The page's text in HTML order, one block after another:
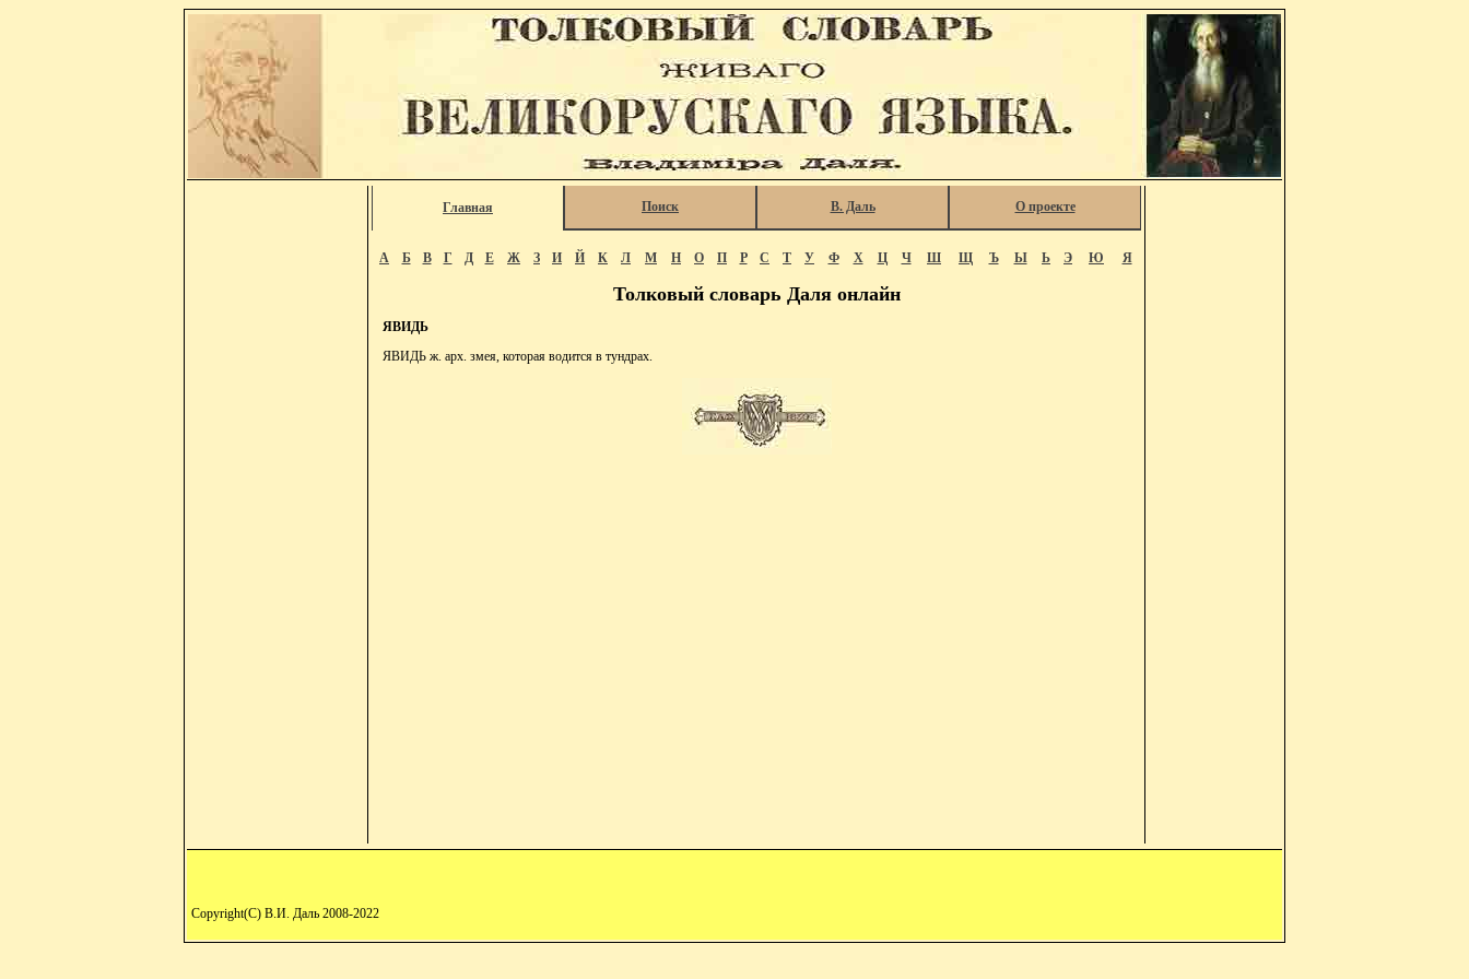
Главная Поиск В. Даль О проекте
А Б В Г Д Е Ж З И Й К Л М Н О П Р С Т У Ф Х Ц Ч Ш Щ Ъ Ы Ь Э Ю Я
Толковый словарь Даля онлайн
ЯВИДЬ
ЯВИДЬ ж. арх. змея, которая водится в тундрах.
Copyright(C) В.И. Даль 2008-2022